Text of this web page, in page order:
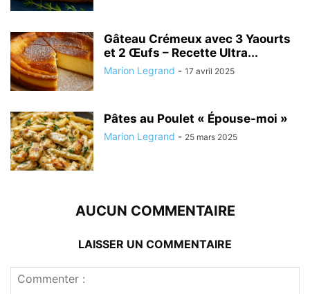
Gâteau Crémeux avec 3 Yaourts
et 2 Œufs – Recette Ultra...
Marion Legrand - 17 avril 2025
Pâtes au Poulet « Épouse-moi »
Marion Legrand - 25 mars 2025
AUCUN COMMENTAIRE
LAISSER UN COMMENTAIRE